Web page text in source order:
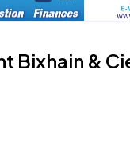
Bixhain &